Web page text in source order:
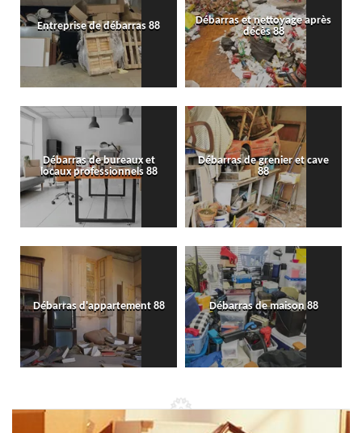
Entreprise de débarras 88
Débarras et nettoyage après
décès 88
Débarras de bureaux et
locaux professionnels 88
Débarras de grenier et cave
88
Débarras d'appartement 88 Débarras de maison 88